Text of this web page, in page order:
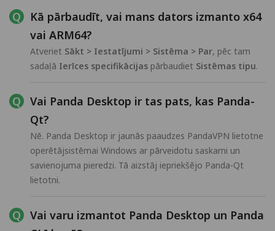
Kā pārbaudīt, vai mans dators izmanto x64
vai ARM64?
Atveriet Sākt > Iestatījumi > Sistēma > Par, pēc tam
sadaļā Ierīces specifikācijas pārbaudiet Sistēmas tipu.
Vai Panda Desktop ir tas pats, kas Panda-
Qt?
Nē. Panda Desktop ir jaunās paaudzes PandaVPN lietotne
operētājsistēmai Windows ar pārveidotu saskarni un
savienojuma pieredzi. Tā aizstāj iepriekšējo Panda-Qt
lietotni.
Vai varu izmantot Panda Desktop un Panda